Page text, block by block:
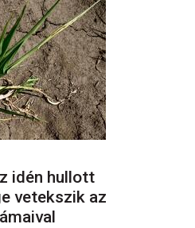
idén hullott
vetekszik az